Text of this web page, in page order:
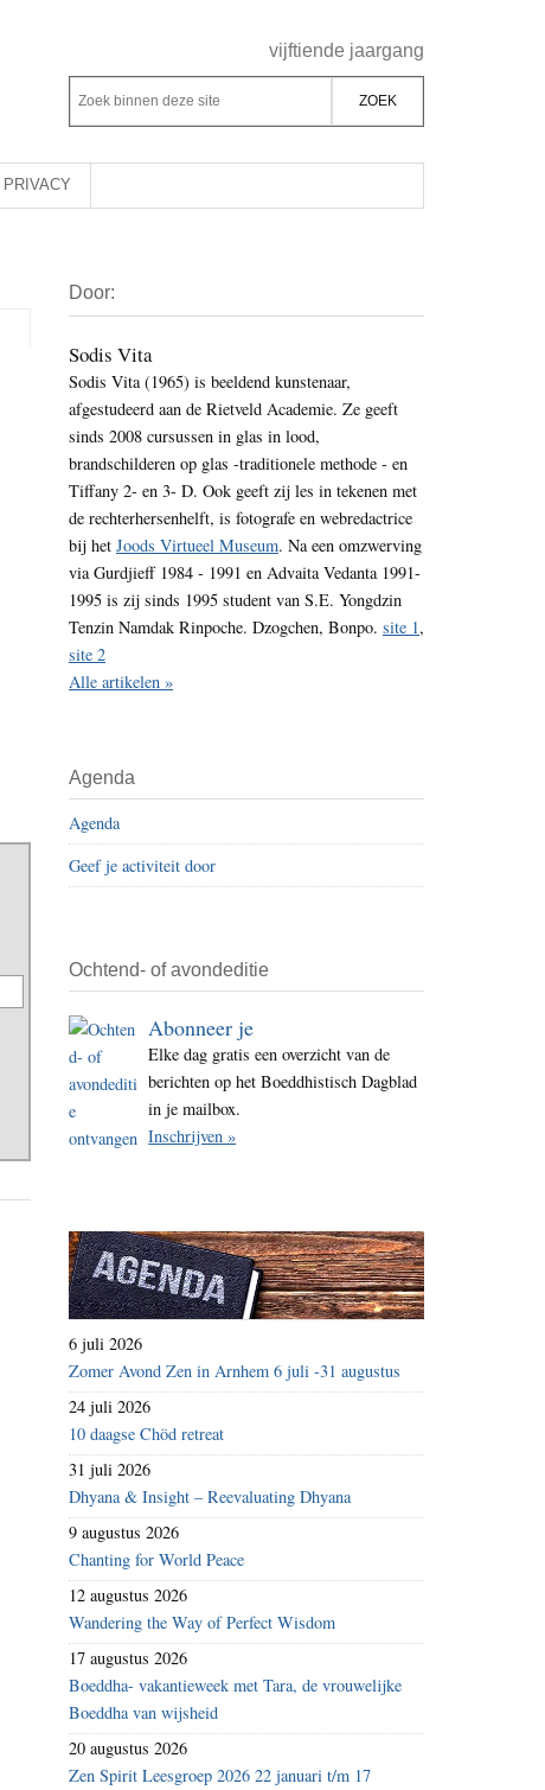
Rechts
vijftiende jaargang
Z
o
e
k
d
e
z
e
s
i
t
e
Z
o
k
b
n
n
d
e
z
e
s
i
t
PRIVACY
Sidebar
Door:
Sodis Vita
Sodis Vita (1965) is beeldend kunstenaar,
afgestudeerd aan de Rietveld Academie. Ze geeft
sinds 2008 cursussen in glas in lood,
brandschilderen op glas -traditionele methode - en
Tiffany 2- en 3- D. Ook geeft zij les in tekenen met
de rechterhersenhelft, is fotografe en webredactrice
bij het Joods Virtueel Museum. Na een omzwerving
via Gurdjieff 1984 - 1991 en Advaita Vedanta 1991-
1995 is zij sinds 1995 student van S.E. Yongdzin
Tenzin Namdak Rinpoche. Dzogchen, Bonpo. site 1,
site 2
Alle artikelen »
Agenda
Agenda
Geef je activiteit door
Ochtend- of avondeditie
Abonneer je
Elke dag gratis een overzicht van de
berichten op het Boeddhistisch Dagblad
in je mailbox.
Inschrijven »
6 juli 2026
Zomer Avond Zen in Arnhem 6 juli -31 augustus
24 juli 2026
10 daagse Chöd retreat
31 juli 2026
Dhyana & Insight – Reevaluating Dhyana
9 augustus 2026
Chanting for World Peace
12 augustus 2026
Wandering the Way of Perfect Wisdom
17 augustus 2026
Boeddha- vakantieweek met Tara, de vrouwelijke
Boeddha van wijsheid
20 augustus 2026
Zen Spirit Leesgroep 2026 22 januari t/m 17